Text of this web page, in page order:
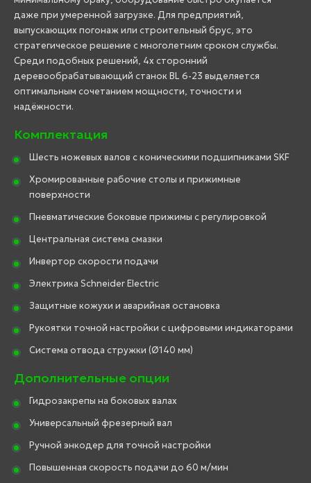
даже при умеренной загрузке. Для предприятий,
выпускающих погонаж или строительный брус, это
стратегическое решение с многолетним сроком службы.
Среди подобных решений, 4х сторонний
деревообрабатывающий станок BL 6-23 выделяется
оптимальным сочетанием мощности, точности и
надёжности.
Комплектация
Шесть ножевых валов с коническими подшипниками SKF
Хромированные рабочие столы и прижимные
поверхности
Пневматические боковые прижимы с регулировкой
Центральная система смазки
Инвертор скорости подачи
Электрика Schneider Electric
Защитные кожухи и аварийная остановка
Рукоятки точной настройки с цифровыми индикаторами
Система отвода стружки (Ø140 мм)
Дополнительные опции
Гидрозакрепы на боковых валах
Универсальный фрезерный вал
Ручной энкодер для точной настройки
Повышенная скорость подачи до 60 м/мин